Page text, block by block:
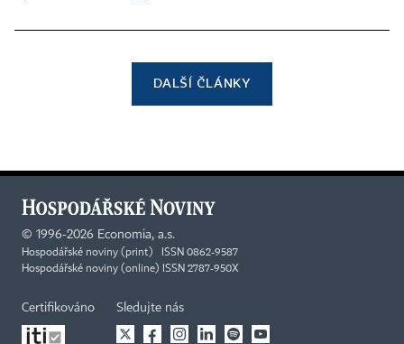
DALŠÍ ČLÁNKY
© 1996-2026 Economia, a.s.
Hospodářské noviny (print) ISSN 0862-9587
Hospodářské noviny (online) ISSN 2787-950X
Certifikováno Sledujte nás